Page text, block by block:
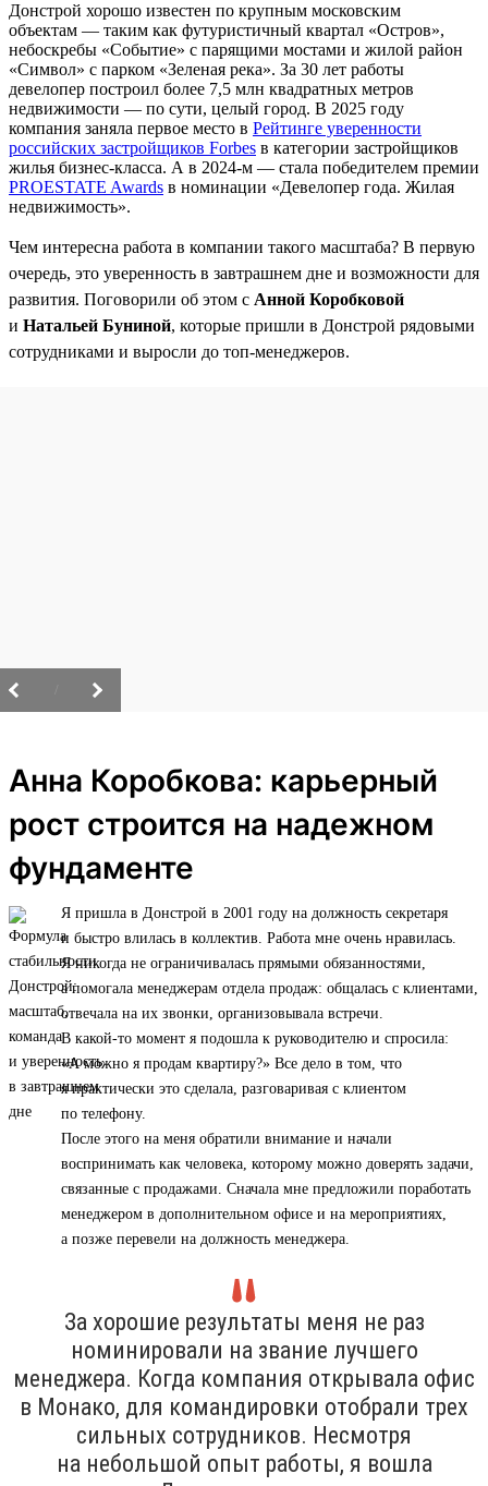
Донстрой хорошо известен по крупным московским
объектам — таким как футуристичный квартал «Остров»,
небоскребы «Событие» с парящими мостами и жилой район
«Символ» с парком «Зеленая река». За 30 лет работы
девелопер построил более 7,5 млн квадратных метров
недвижимости — по сути, целый город. В 2025 году
компания заняла первое место в Рейтинге уверенности
российских застройщиков Forbes в категории застройщиков
жилья бизнес-класса. А в 2024-м — стала победителем премии
PROESTATE Awards в номинации «Девелопер года. Жилая
недвижимость».
Чем интересна работа в компании такого масштаба? В первую
очередь, это уверенность в завтрашнем дне и возможности для
развития. Поговорили об этом с Анной Коробковой
и Натальей Буниной, которые пришли в Донстрой рядовыми
сотрудниками и выросли до топ-менеджеров.
Анна Коробкова: карьерный
рост строится на надежном
фундаменте
Я пришла в Донстрой в 2001 году на должность секретаря
и быстро влилась в коллектив. Работа мне очень нравилась.
Я никогда не ограничивалась прямыми обязанностями,
а помогала менеджерам отдела продаж: общалась с клиентами,
отвечала на их звонки, организовывала встречи.
В какой-то момент я подошла к руководителю и спросила:
«А можно я продам квартиру?» Все дело в том, что
я практически это сделала, разговаривая с клиентом
по телефону.
После этого на меня обратили внимание и начали
воспринимать как человека, которому можно доверять задачи,
связанные с продажами. Сначала мне предложили поработать
менеджером в дополнительном офисе и на мероприятиях,
а позже перевели на должность менеджера.
За хорошие результаты меня не раз
номинировали на звание лучшего
менеджера. Когда компания открывала офис
в Монако, для командировки отобрали трех
сильных сотрудников. Несмотря
на небольшой опыт работы, я вошла